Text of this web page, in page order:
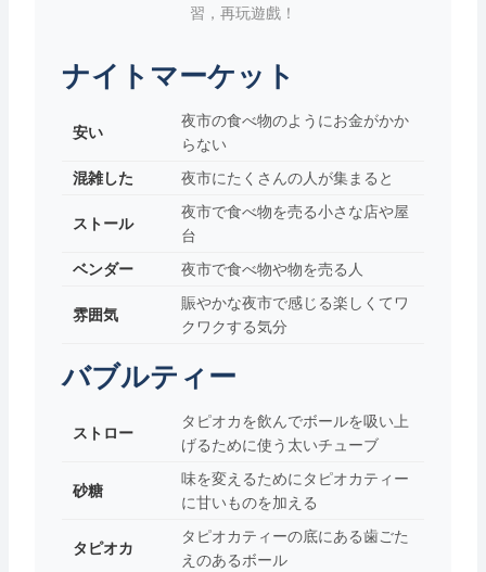
習，再玩遊戲！
ナイトマーケット
安い
夜市の食べ物のようにお金がかか
らない
混雑した
夜市にたくさんの人が集まると
ストール
夜市で食べ物を売る小さな店や屋
台
ベンダー
夜市で食べ物や物を売る人
雰囲気
賑やかな夜市で感じる楽しくてワ
クワクする気分
バブルティー
ストロー
タピオカを飲んでボールを吸い上
げるために使う太いチューブ
砂糖
味を変えるためにタピオカティー
に甘いものを加える
タピオカ
タピオカティーの底にある歯ごた
えのあるボール